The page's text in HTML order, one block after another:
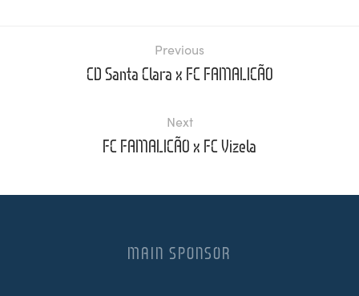
Previous
CD Santa Clara x FC FAMALICÃO
Next
FC FAMALICÃO x FC Vizela
MAIN SPONSOR